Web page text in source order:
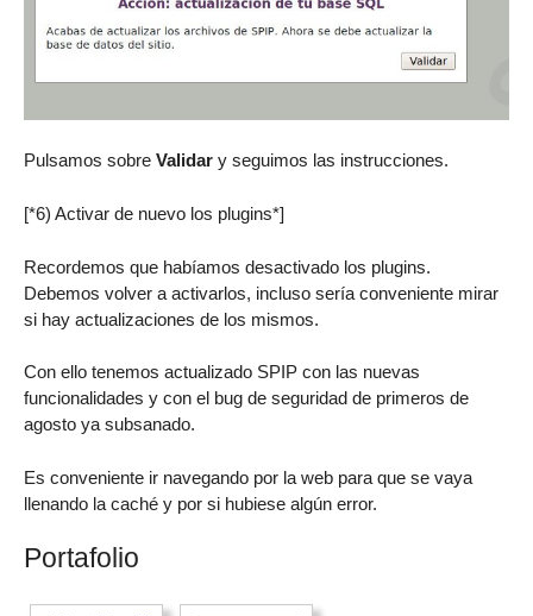
Pulsamos sobre Validar y seguimos las instrucciones.
[*6) Activar de nuevo los plugins*]
Recordemos que habíamos desactivado los plugins.
Debemos volver a activarlos, incluso sería conveniente mirar
si hay actualizaciones de los mismos.
Con ello tenemos actualizado SPIP con las nuevas
funcionalidades y con el bug de seguridad de primeros de
agosto ya subsanado.
Es conveniente ir navegando por la web para que se vaya
llenando la caché y por si hubiese algún error.
Portafolio